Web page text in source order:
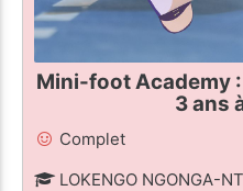
Mini-foot Academy
3 ans
Complet
LOKENGO NGONGA-